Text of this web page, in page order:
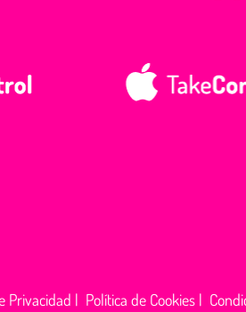
Privacidad | Política de Cookies|